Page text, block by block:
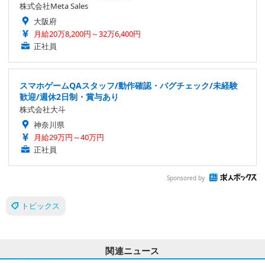
株式会社Meta Sales
大阪府
月給20万8,200円～32万6,400円
正社員
スマホゲームQAスタッフ/動作確認・バグチェック/未経験
歓迎/週休2日制・賞与あり
株式会社大斗
神奈川県
月給29万円～40万円
正社員
Sponsored by
トピックス
関連ニュース